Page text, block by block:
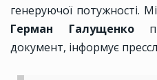
генеруючої потужності.
Герман Галущенко
документ, інформує